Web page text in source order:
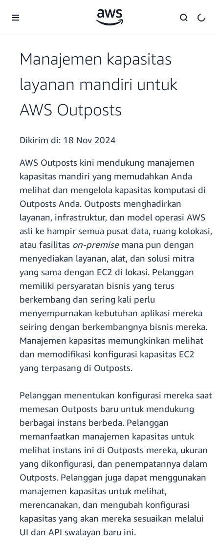
Manajemen kapasitas
layanan mandiri untuk
AWS Outposts
Dikirim di: 18 Nov 2024
AWS Outposts kini mendukung manajemen
kapasitas mandiri yang memudahkan Anda
melihat dan mengelola kapasitas komputasi di
Outposts Anda. Outposts menghadirkan
layanan, infrastruktur, dan model operasi AWS
asli ke hampir semua pusat data, ruang kolokasi,
atau fasilitas on-premisemana pun dengan
menyediakan layanan, alat, dan solusi mitra
yang sama dengan EC2 di lokasi. Pelanggan
memiliki persyaratan bisnis yang terus
berkembang dan sering kali perlu
menyempurnakan kebutuhan aplikasi mereka
seiring dengan berkembangnya bisnis mereka.
Manajemen kapasitas memungkinkan melihat
dan memodifikasi konfigurasi kapasitas EC2
yang terpasang di Outposts.
Pelanggan menentukan konfigurasi mereka saat
memesan Outposts baru untuk mendukung
berbagai instans berbeda. Pelanggan
memanfaatkan manajemen kapasitas untuk
melihat instans ini di Outposts mereka, ukuran
yang dikonfigurasi, dan penempatannya dalam
Outposts. Pelanggan juga dapat menggunakan
manajemen kapasitas untuk melihat,
merencanakan, dan mengubah konfigurasi
kapasitas yang akan mereka sesuaikan melalui
UI dan API swalayan baru ini.